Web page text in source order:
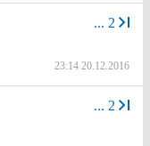
... 2
23:14 20.12.2016
... 2